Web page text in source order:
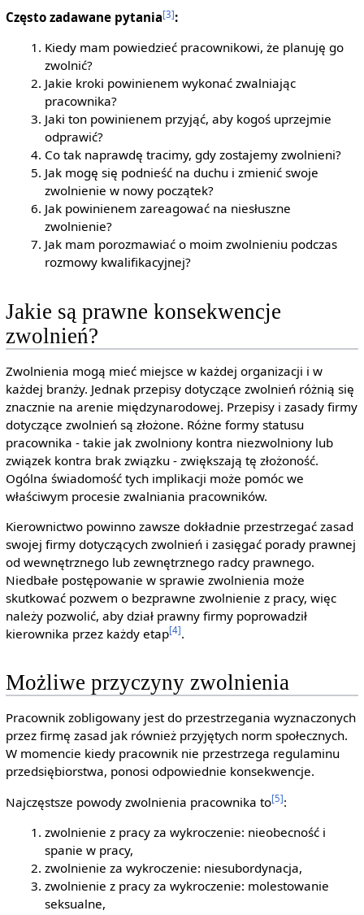
Często zadawane pytania[3]:
Kiedy mam powiedzieć pracownikowi, że planuję go
zwolnić?
Jakie kroki powinienem wykonać zwalniając
pracownika?
Jaki ton powinienem przyjąć, aby kogoś uprzejmie
odprawić?
Co tak naprawdę tracimy, gdy zostajemy zwolnieni?
Jak mogę się podnieść na duchu i zmienić swoje
zwolnienie w nowy początek?
Jak powinienem zareagować na niesłuszne
zwolnienie?
Jak mam porozmawiać o moim zwolnieniu podczas
rozmowy kwalifikacyjnej?
Jakie są prawne konsekwencje
zwolnień?
Zwolnienia mogą mieć miejsce w każdej organizacji i w
każdej branży. Jednak przepisy dotyczące zwolnień różnią się
znacznie na arenie międzynarodowej. Przepisy i zasady firmy
dotyczące zwolnień są złożone. Różne formy statusu
pracownika - takie jak zwolniony kontra niezwolniony lub
związek kontra brak związku - zwiększają tę złożoność.
Ogólna świadomość tych implikacji może pomóc we
właściwym procesie zwalniania pracowników.
Kierownictwo powinno zawsze dokładnie przestrzegać zasad
swojej firmy dotyczących zwolnień i zasięgać porady prawnej
od wewnętrznego lub zewnętrznego radcy prawnego.
Niedbałe postępowanie w sprawie zwolnienia może
skutkować pozwem o bezprawne zwolnienie z pracy, więc
należy pozwolić, aby dział prawny firmy poprowadził
kierownika przez każdy etap[4].
Możliwe przyczyny zwolnienia
Pracownik zobligowany jest do przestrzegania wyznaczonych
przez firmę zasad jak również przyjętych norm społecznych.
W momencie kiedy pracownik nie przestrzega regulaminu
przedsiębiorstwa, ponosi odpowiednie konsekwencje.
Najczęstsze powody zwolnienia pracownika to[5]:
zwolnienie z pracy za wykroczenie: nieobecność i
spanie w pracy,
zwolnienie za wykroczenie: niesubordynacja,
zwolnienie z pracy za wykroczenie: molestowanie
seksualne,